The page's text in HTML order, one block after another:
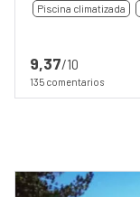
Piscina climatizada
9,37/10
135 comentarios